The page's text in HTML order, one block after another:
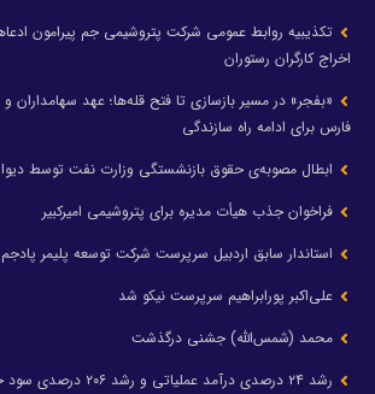
تکذیبیه روابط عمومی شرکت پتروشیمی جم پیرامون
اخراج کارگران رستوران
«بفجر» در مسیر بازسازی تا فتح قله‌ها؛ عهد سهامداران
فارس برای ادامه راه سازندگی
ابطال مصوبه‌ی حقوق بازنشستگی وزارت نفت توسط
فراخوان جذب هیأت مدیره برای پتروشیمی امیرکبیر
استاندار سابق اردبیل سرپرست شرکت توسعه پلیمر
علی‌اکبر پورابراهیم سرپرست نیکو شد
محمد (شمس‌الله) جشنی درگذشت
رشد ۲۴ درصدی درآمد